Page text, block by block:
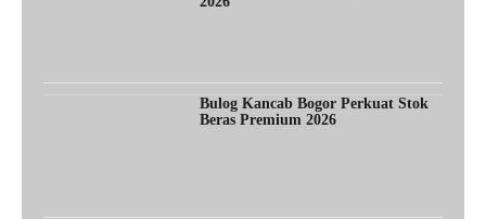
Bulog Kancab Bogor Perkuat Stok
Beras Premium 2026